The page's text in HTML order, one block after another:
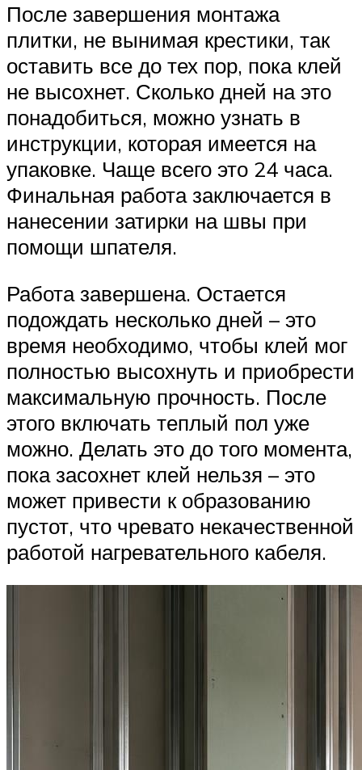
После завершения монтажа
плитки, не вынимая крестики, так
оставить все до тех пор, пока клей
не высохнет. Сколько дней на это
понадобиться, можно узнать в
инструкции, которая имеется на
упаковке. Чаще всего это 24 часа.
Финальная работа заключается в
нанесении затирки на швы при
помощи шпателя.
Работа завершена. Остается
подождать несколько дней – это
время необходимо, чтобы клей мог
полностью высохнуть и приобрести
максимальную прочность. После
этого включать теплый пол уже
можно. Делать это до того момента,
пока засохнет клей нельзя – это
может привести к образованию
пустот, что чревато некачественной
работой нагревательного кабеля.